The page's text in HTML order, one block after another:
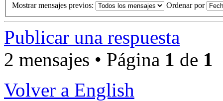
Mostrar mensajes previos: Ordenar por
Publicar una respuesta
2 mensajes • Página 1 de 1
Volver a English